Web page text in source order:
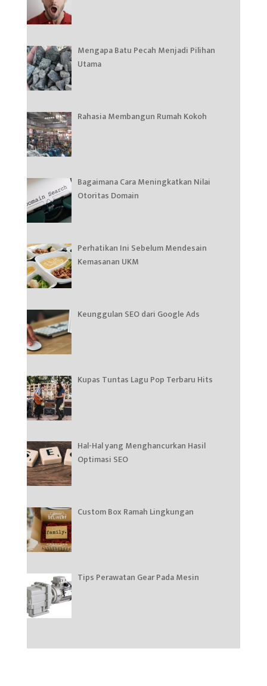
Mengapa Batu Pecah Menjadi Pilihan
Utama
Rahasia Membangun Rumah Kokoh
Bagaimana Cara Meningkatkan Nilai
Otoritas Domain
Perhatikan Ini Sebelum Mendesain
Kemasanan UKM
Keunggulan SEO dari Google Ads
Kupas Tuntas Lagu Pop Terbaru Hits
Hal-Hal yang Menghancurkan Hasil
Optimasi SEO
Custom Box Ramah Lingkungan
Tips Perawatan Gear Pada Mesin